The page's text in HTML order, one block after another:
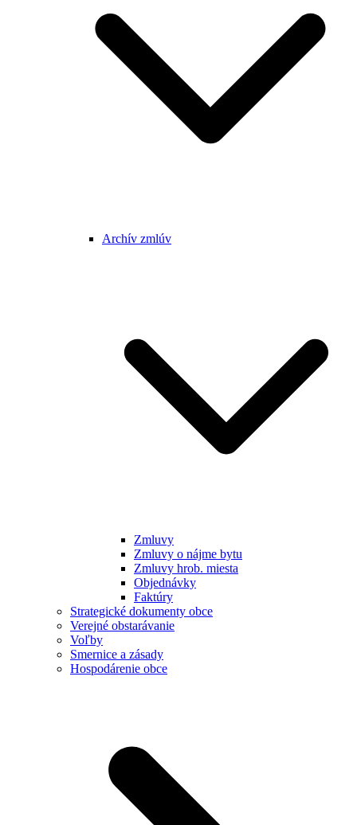
Archív zmlúv
Zmluvy
Zmluvy o nájme bytu
Zmluvy hrob. miesta
Objednávky
Faktúry
Strategické dokumenty obce
Verejné obstarávanie
Voľby
Smernice a zásady
Hospodárenie obce